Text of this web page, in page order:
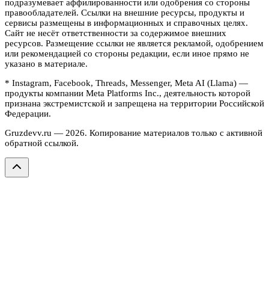
подразумевает аффилированности или одобрения со стороны
правообладателей. Ссылки на внешние ресурсы, продукты и
сервисы размещены в информационных и справочных целях.
Сайт не несёт ответственности за содержимое внешних
ресурсов. Размещение ссылки не является рекламой, одобрением
или рекомендацией со стороны редакции, если иное прямо не
указано в материале.
* Instagram, Facebook, Threads, Messenger, Meta AI (Llama) —
продукты компании Meta Platforms Inc., деятельность которой
признана экстремистской и запрещена на территории Российской
Федерации.
Gruzdevv.ru — 2026. Копирование материалов только с активной
обратной ссылкой.